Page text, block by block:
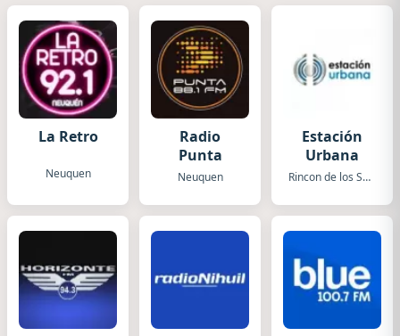
La Retro
Neuquen
Radio
Punta
Neuquen
Estación
Urbana
Rincon de los Sauces